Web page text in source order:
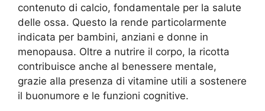
contenuto di calcio, fondamentale per la salute
delle ossa. Questo la rende particolarmente
indicata per bambini, anziani e donne in
menopausa. Oltre a nutrire il corpo, la ricotta
contribuisce anche al benessere mentale,
grazie alla presenza di vitamine utili a sostenere
il buonumore e le funzioni cognitive.